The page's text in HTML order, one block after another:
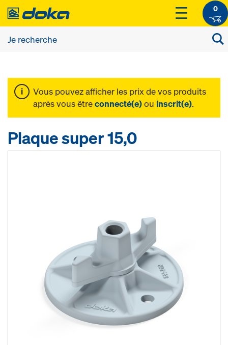
0
Vous pouvez afficher les prix de vos produits
après vous êtreconnecté(e)ou inscrit(e).
Plaque super 15,0